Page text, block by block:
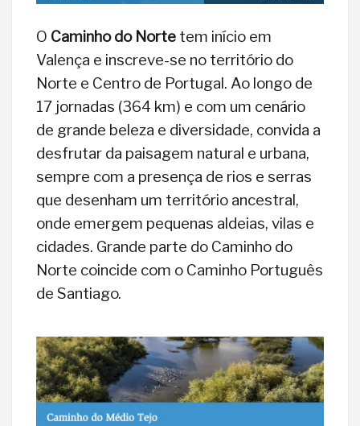
O Caminho do Norte tem início em
Valença e inscreve-se no território do
Norte e Centro de Portugal. Ao longo de
17 jornadas (364 km) e com um cenário
de grande beleza e diversidade, convida a
desfrutar da paisagem natural e urbana,
sempre com a presença de rios e serras
que desenham um território ancestral,
onde emergem pequenas aldeias, vilas e
cidades. Grande parte do Caminho do
Norte coincide com o Caminho Português
de Santiago.